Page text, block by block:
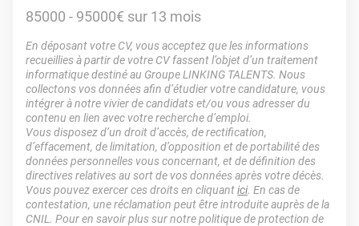
85000 - 95000€ sur 13 mois
En déposant votre CV, vous acceptez que les informations
recueillies à partir de votre CV fassent l’objet d’un traitement
informatique destiné au Groupe LINKING TALENTS. Nous
collectons vos données afin d’étudier votre candidature, vous
intégrer à notre vivier de candidats et/ou vous adresser du
contenu en lien avec votre recherche d’emploi.
Vous disposez d’un droit d’accès, de rectification,
d’effacement, de limitation, d’opposition et de portabilité des
données personnelles vous concernant, et de définition des
directives relatives au sort de vos données après votre décès.
Vous pouvez exercer ces droits en cliquantici. En cas de
contestation, une réclamation peut être introduite auprès de la
CNIL. Pour en savoir plus sur notre politique de protection de